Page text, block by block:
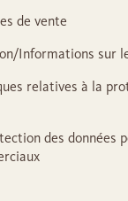
de vente
Informations sur
relatives à la
des données